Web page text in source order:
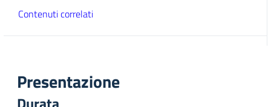
Contenuti correlati
Presentazione